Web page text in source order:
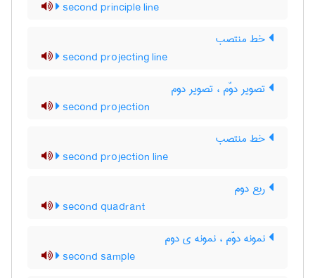
second principle line
خط منتصب
second projecting line
تصویر دوّم ، تصویر دوم
second projection
خط منتصب
second projection line
ربع دوم
second quadrant
نمونه دوّم ، نمونه ی دوم
second sample